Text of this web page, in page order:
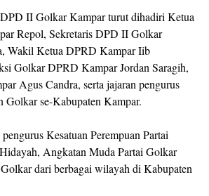
II Golkar Kampar turut dihadiri Ketua
Repol, Sekretaris DPD II Golkar
Wakil Ketua DPRD Kampar Iib
Golkar DPRD Kampar Jordan Saragih,
Agus Candra, serta jajaran pengurus
Golkar se-Kabupaten Kampar.
Kesatuan Perempuan Partai
Angkatan Muda Partai Golkar
dari berbagai wilayah di Kabupaten